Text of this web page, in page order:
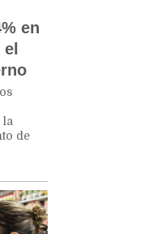
en
la
de